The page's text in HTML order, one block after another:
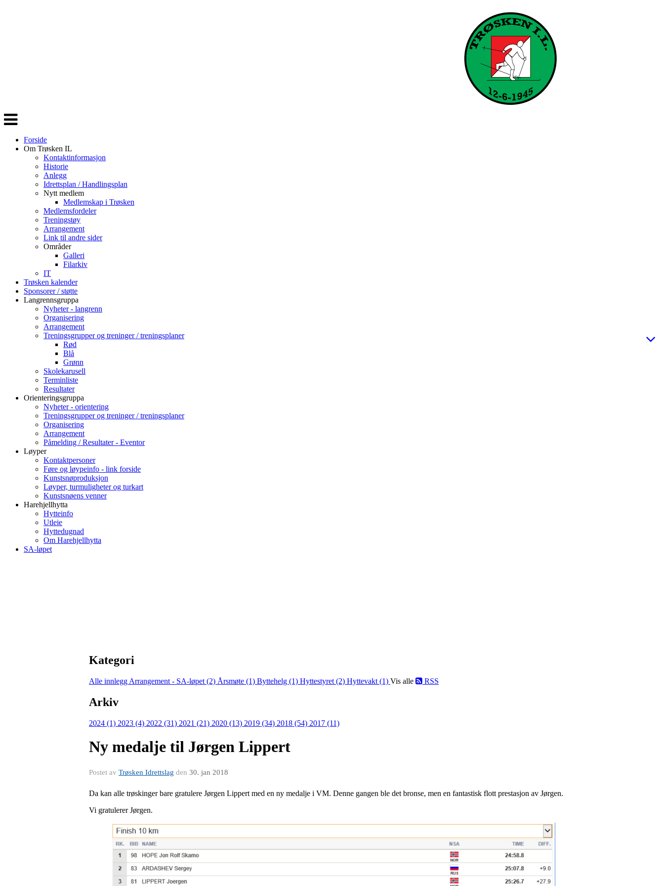
Veksle
navigasjon
Forside
Om Trøsken IL
Kontaktinformasjon
Historie
Anlegg
Idrettsplan / Handlingsplan
Nytt medlem
Medlemskap i Trøsken
Medlemsfordeler
Treningstøy
Arrangement
Link til andre sider
Områder
Galleri
Filarkiv
IT
Trøsken kalender
Sponsorer / støtte
Langrennsgruppa
Nyheter - langrenn
Organisering
Arrangement
Treningsgrupper og treninger / treningsplaner
Rød
Blå
Grønn
Skolekarusell
Terminliste
Resultater
Orienteringsgruppa
Nyheter - orientering
Treningsgrupper og treninger / treningsplaner
Organisering
Arrangement
Påmelding / Resultater - Eventor
Løyper
Kontaktpersoner
Føre og løypeinfo - link forside
Kunstsnøproduksjon
Løyper, turmuligheter og turkart
Kunstsnøens venner
Harehjellhytta
Hytteinfo
Utleie
Hyttedugnad
Om Harehjellhytta
SA-løpet
Kategori
Alle innlegg Arrangement - SA-løpet (2) Årsmøte (1) Byttehelg (1) Hyttestyret (2) Hyttevakt (1) Vis alle RSS
Arkiv
2024 (1) 2023 (4) 2022 (31) 2021 (21) 2020 (13) 2019 (34) 2018 (54) 2017 (11)
Ny medalje til Jørgen Lippert
Postet av Trøsken Idrettslag den 30. jan 2018
Da kan alle trøskinger bare gratulere Jørgen Lippert med en ny medalje i VM. Denne gangen ble det bronse, men en fantastisk flott prestasjon av Jørgen.
Vi gratulerer Jørgen.